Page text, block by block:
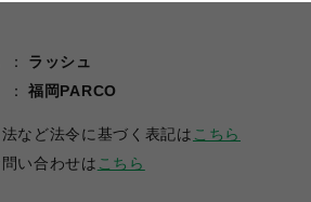
ラッシュ
福岡PARCO
など法令に基づく表記は こちら
い合わせは こちら